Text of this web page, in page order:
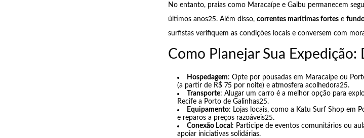
No entanto, praias como Maracaípe e Gaibu permanecem
últimos anos25. Além disso,correntes marítimas fortes e
surfistas verifiquem as condições locais e conversem com
Como Planejar Sua Expedição:
Hospedagem: Opte por pousadas em Maracaípe ou
(a partir de R$ 75 por noite) e atmosfera acolhedora25.
Transporte: Alugar um carro é a melhor opção para
Recife a Porto de Galinhas25.
Equipamento: Lojas locais, como a Katu Surf Shop em
e reparos a preços razoáveis25.
Conexão Local : Participe de eventos comunitários ou
apoiar iniciativas solidárias.